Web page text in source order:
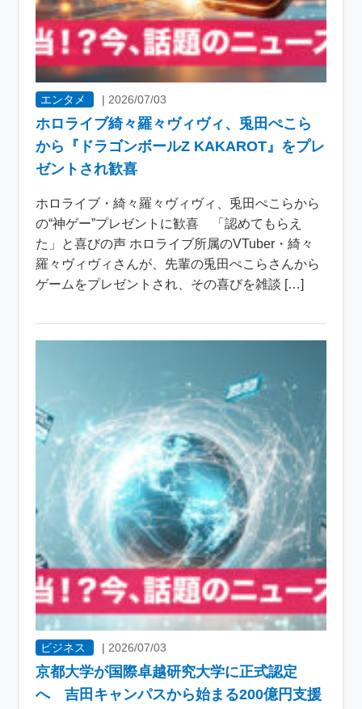
エンタメ | 2026/07/03
ホロライブ綺々羅々ヴィヴィ、兎田ぺこら
から『ドラゴンボールZ KAKAROT』をプレ
ゼントされ歓喜
ホロライブ・綺々羅々ヴィヴィ、兎田ぺこらから
の“神ゲー”プレゼントに歓喜 「認めてもらえ
た」と喜びの声 ホロライブ所属のVTuber・綺々
羅々ヴィヴィさんが、先輩の兎田ぺこらさんから
ゲームをプレゼントされ、その喜びを雑談 […]
ビジネス | 2026/07/03
京都大学が国際卓越研究大学に正式認定
へ 吉田キャンパスから始まる200億円支援